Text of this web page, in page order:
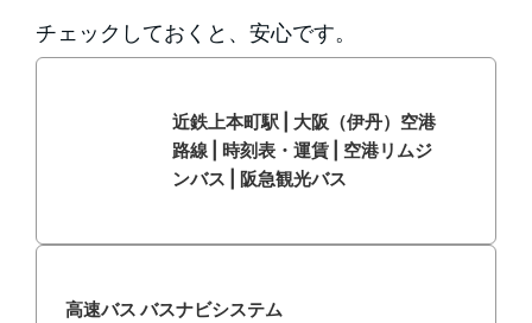
チェックしておくと、安心です。
近鉄上本町駅 | 大阪（伊丹）空港
路線 | 時刻表・運賃 | 空港リムジ
ンバス | 阪急観光バス
高速バス バスナビシステム